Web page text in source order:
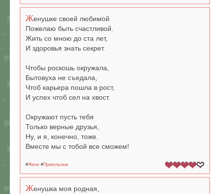
Женушке своей любимой
Пожелаю быть счастливой.
Жить со мною до ста лет,
И здоровья знать секрет.
Чтобы роскошь окружала,
Бытовуха не съедала,
Чтоб карьера пошла в рост,
И успех чтоб сел на хвост.
Окружают пусть тебя
Только верные друзья,
Ну, и я, конечно, тоже.
Вместе мы с тобой все сможем!
#Жене #Прикольные
Женушка моя родная,